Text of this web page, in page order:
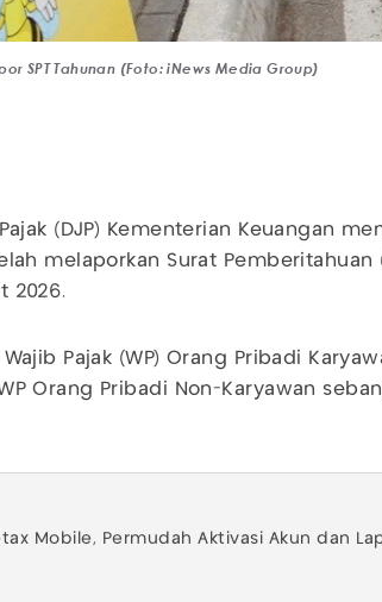
SPT Tahunan (Foto: iNews Media Group)
(DJP) Kementerian Keuangan
melaporkan Surat Pemberitahuan
2026.
Pajak (WP) Orang Pribadi
Orang Pribadi Non-Karyawan
Mobile, Permudah Aktivasi Akun dan